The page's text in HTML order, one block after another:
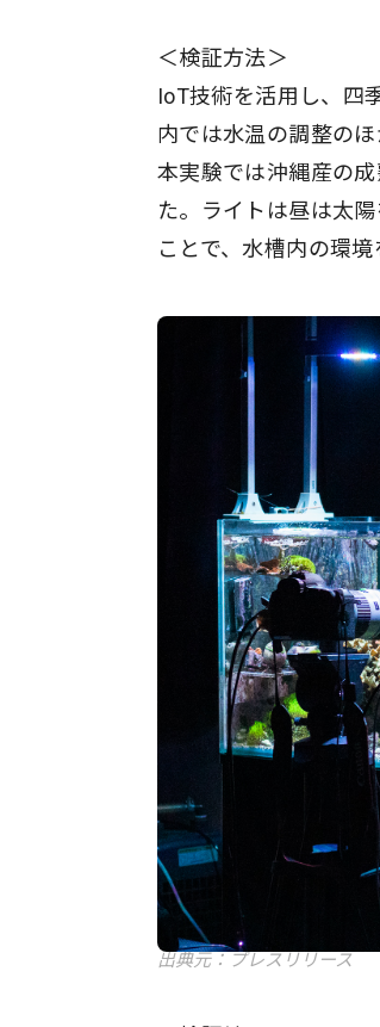
＜検証方法＞
IoT技術を活用し、四
内では水温の調整の
本実験では沖縄産の
た。ライトは昼は太
ことで、水槽内の環
出典元：プレスリリース